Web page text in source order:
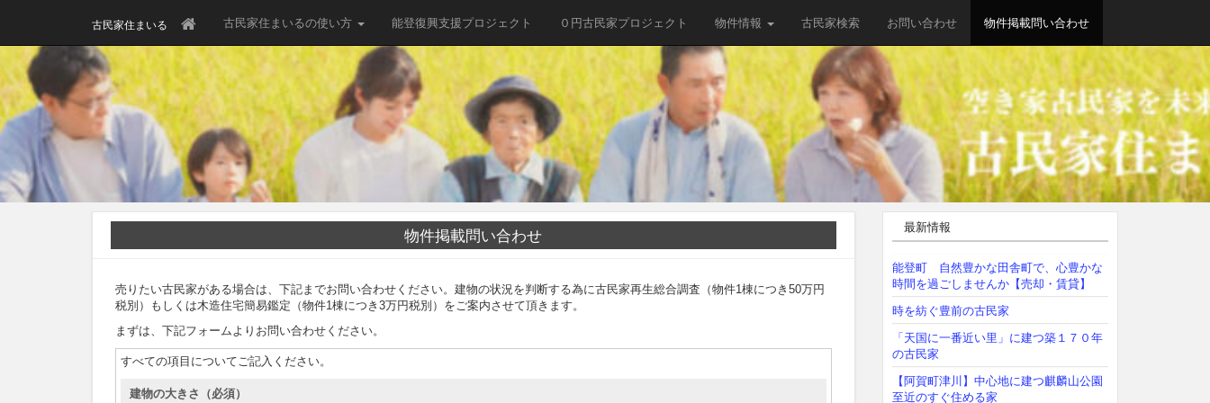
古民家住まいる 古民家住まいるの使い方 能登復興支援プロジェクト ０円古民家プロジェクト 物件情報 古民家検索 お問い合わせ 物件掲載問い合わせ
物件掲載問い合わせ
売りたい古民家がある場合は、下記までお問い合わせください。建物の状況を判断する為に古民家再生総合調査（物件1棟につき50万円
税別）もしくは木造住宅簡易鑑定（物件1棟につき3万円税別）をご案内させて頂きます。
まずは、下記フォームよりお問い合わせください。
すべての項目についてご記入ください。
建物の大きさ（必須）
最新情報
能登町 自然豊かな田舎町で、心豊かな
時間を過ごしませんか【売却・賃貸】
時を紡ぐ豊前の古民家
「天国に一番近い里」に建つ築１７０年
の古民家
【阿賀町津川】中心地に建つ麒麟山公園
至近のすぐ住める家